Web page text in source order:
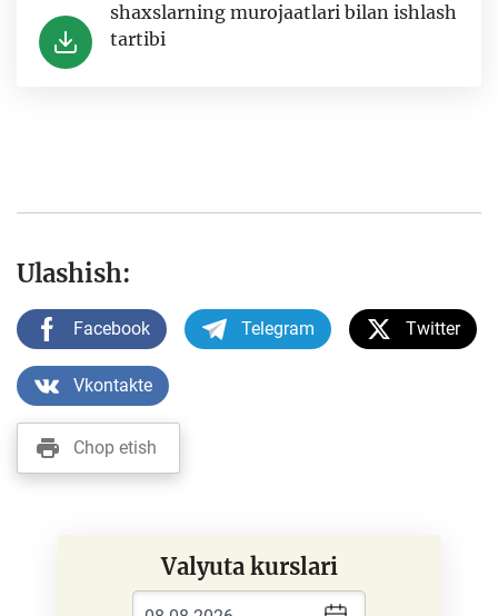
shaxslarning murojaatlari bilan ishlash
tartibi
Ulashish:
Facebook Telegram Twitter
Vkontakte
Chop etish
Valyuta kurslari